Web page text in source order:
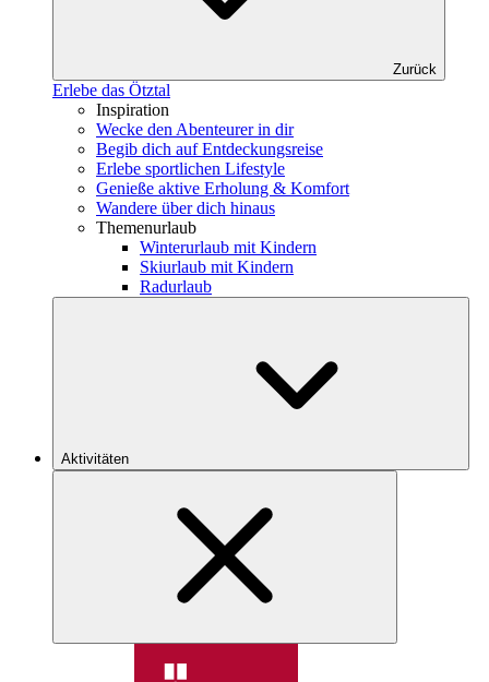
Zurück
Erlebe das Ötztal
Inspiration
Wecke den Abenteurer in dir
Begib dich auf Entdeckungsreise
Erlebe sportlichen Lifestyle
Genieße aktive Erholung & Komfort
Wandere über dich hinaus
Themenurlaub
Winterurlaub mit Kindern
Skiurlaub mit Kindern
Radurlaub
Aktivitäten